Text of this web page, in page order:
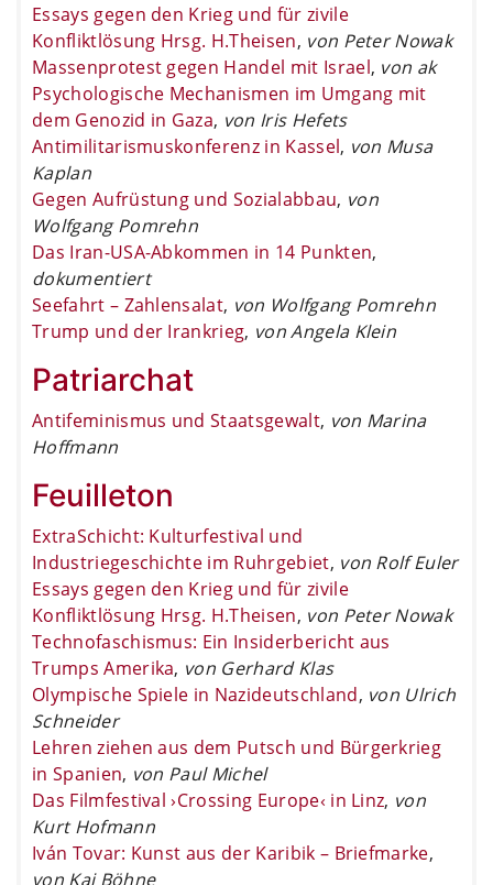
Essays gegen den Krieg und für zivile
Konfliktlösung Hrsg. H.Theisen, von Peter Nowak
Massenprotest gegen Handel mit Israel, von ak
Psychologische Mechanismen im Umgang mit
dem Genozid in Gaza, von Iris Hefets
Antimilitarismuskonferenz in Kassel, von Musa
Kaplan
Gegen Aufrüstung und Sozialabbau, von
Wolfgang Pomrehn
Das Iran-USA-Abkommen in 14 Punkten,
dokumentiert
Seefahrt – Zahlensalat, von Wolfgang Pomrehn
Trump und der Irankrieg, von Angela Klein
Patriarchat
Antifeminismus und Staatsgewalt, von Marina
Hoffmann
Feuilleton
ExtraSchicht: Kulturfestival und
Industriegeschichte im Ruhrgebiet, von Rolf Euler
Essays gegen den Krieg und für zivile
Konfliktlösung Hrsg. H.Theisen, von Peter Nowak
Technofaschismus: Ein Insiderbericht aus
Trumps Amerika, von Gerhard Klas
Olympische Spiele in Nazideutschland, von Ulrich
Schneider
Lehren ziehen aus dem Putsch und Bürgerkrieg
in Spanien, von Paul Michel
Das Filmfestival ›Crossing Europe‹ in Linz, von
Kurt Hofmann
Iván Tovar: Kunst aus der Karibik – Briefmarke,
von Kai Böhne